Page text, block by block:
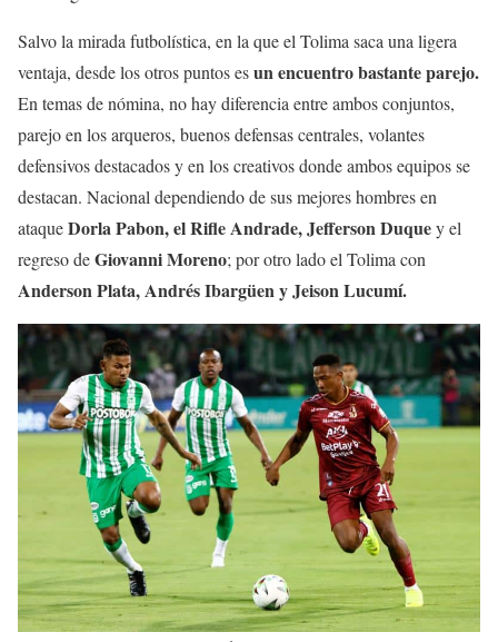
Salvo la mirada futbolística, en la que el Tolima saca una ligera
ventaja, desde los otros puntos esun encuentro bastante parejo.
En temas de nómina, no hay diferencia entre ambos conjuntos,
parejo en los arqueros, buenos defensas centrales, volantes
defensivos destacados y en los creativos donde ambos equipos se
destacan. Nacional dependiendo de sus mejores hombres en
ataqueDorla Pabon, el Rifle Andrade, Jefferson Duquey el
regreso deGiovanni Moreno; por otro lado el Tolima con
Anderson Plata, Andrés Ibargüen y Jeison Lucumí.